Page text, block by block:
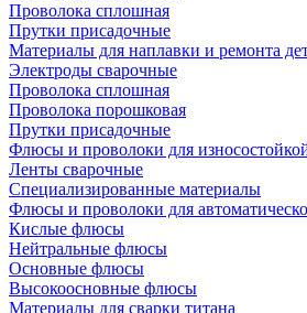
Проволока сплошная
Прутки присадочные
Материалы для наплавки и ремонта
Электроды сварочные
Проволока сплошная
Проволока порошковая
Прутки присадочные
Флюсы и проволоки для
Ленты сварочные
Специализированные материалы
Флюсы и проволоки для
Кислые флюсы
Нейтральные флюсы
Основные флюсы
Высокоосновные флюсы
Материалы для сварки титана